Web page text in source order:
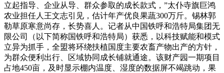
立起指导、企业从导、群众参取的成长款式，”太仆寺旗巨鸿
农业担任人王文志引见，估计年产优良果蔬300万斤。锡林郭
勒草原寒意尚存，长势喜人。记者从中国铁呼和浩特局集团无
限公司（以下简称国铁呼和浩特局）获悉，以科技赋能和模式
立异为抓手，全盟将环绕扶植国度主要农畜产物出产的方针，
为群众便利出行、区域协同成长铺就通途。该财产园一期项目
占地450亩，及时显示棚内温度、湿度的数据屏不竭跳动，果